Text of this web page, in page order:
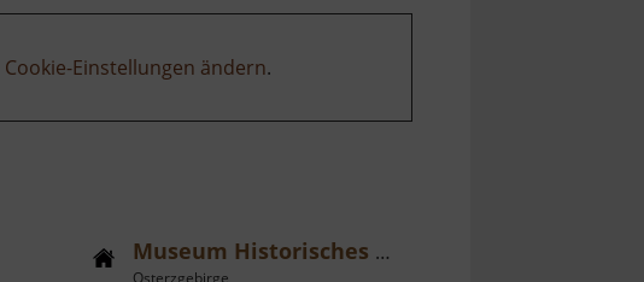
Cookie-Einstellungen ändern.
Museum Historisches Kalkwerk
Osterzgebirge